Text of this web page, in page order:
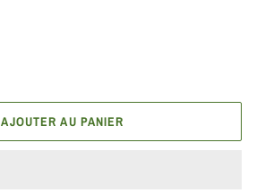
AJOUTER AU PANIER